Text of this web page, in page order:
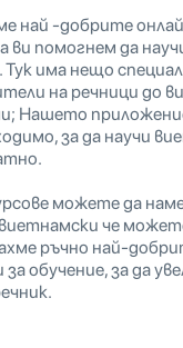
най -добрите
ви помогнем да
Тук има нещо
на речници до
Нашето
за да научи
можете да
че
ръчно най-
обучение, за да